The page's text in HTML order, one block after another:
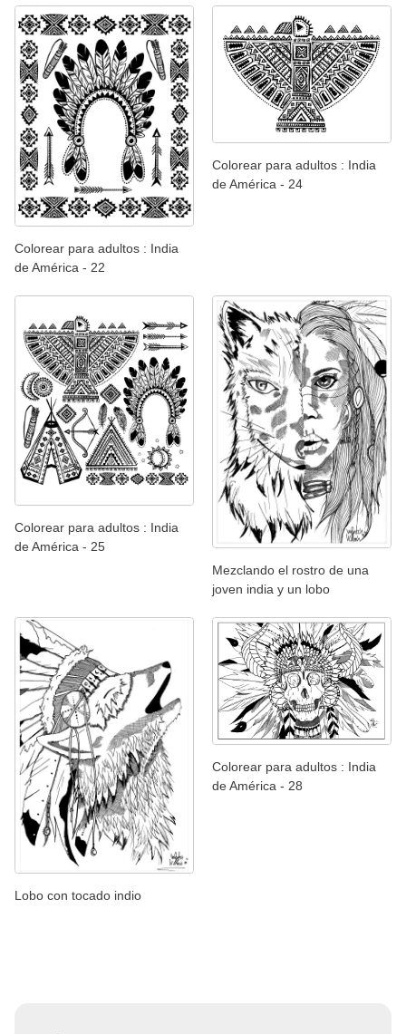
Colorear para adultos : India
de América - 22
Colorear para adultos : India
de América - 24
Colorear para adultos : India
de América - 25
Mezclando el rostro de una
joven india y un lobo
Lobo con tocado indio
Colorear para adultos : India
de América - 28